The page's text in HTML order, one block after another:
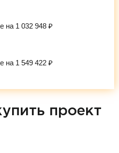
на 1 032 948 ₽
на 1 549 422 ₽
проект